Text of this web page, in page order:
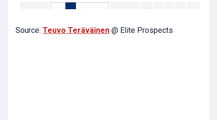
Source: Teuvo Teräväinen @ Elite Prospects